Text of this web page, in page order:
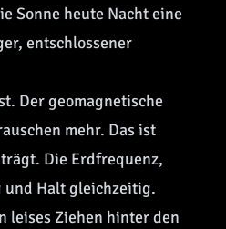
Sonne heute Nacht eine
entschlossener
Der geomagnetische
mehr. Das ist
Die Erdfrequenz,
und Halt gleichzeitig.
leises Ziehen hinter den